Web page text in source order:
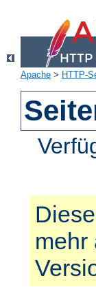
Apache > HTTP-
mehr